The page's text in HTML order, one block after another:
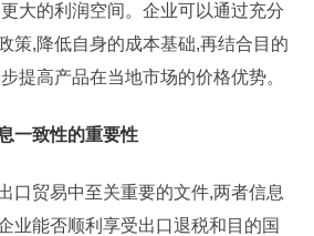
大的利润空间。企业可以通过充分
策,降低自身的成本基础,再结合目的
提高产品在当地市场的价格优势。
一致性的重要性
口贸易中至关重要的文件,两者信息
业能否顺利享受出口退税和目的国